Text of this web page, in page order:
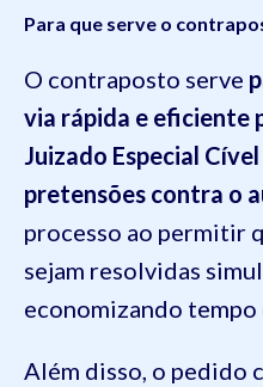
Para que serve o
O contraposto serve
via rápida e eficiente
Juizado Especial
pretensões contra o
processo ao permitir
sejam resolvidas
economizando tempo
Além disso, o pedido